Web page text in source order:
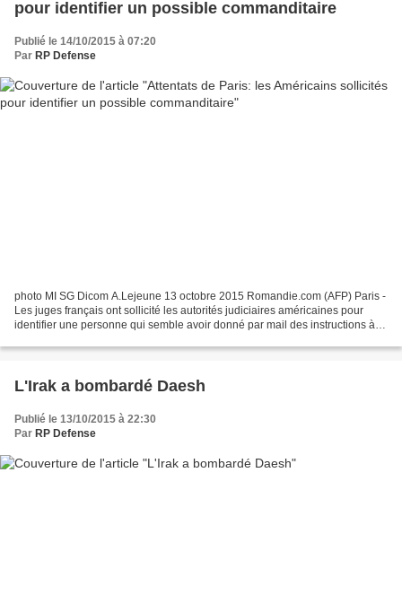
pour identifier un possible commanditaire
Publié le 14/10/2015 à 07:20
Par RP Defense
photo MI SG Dicom A.Lejeune 13 octobre 2015 Romandie.com (AFP) Paris -
Les juges français ont sollicité les autorités judiciaires américaines pour
identifier une personne qui semble avoir donné par mail des instructions à
L'Irak a bombardé Daesh
Publié le 13/10/2015 à 22:30
Par RP Defense